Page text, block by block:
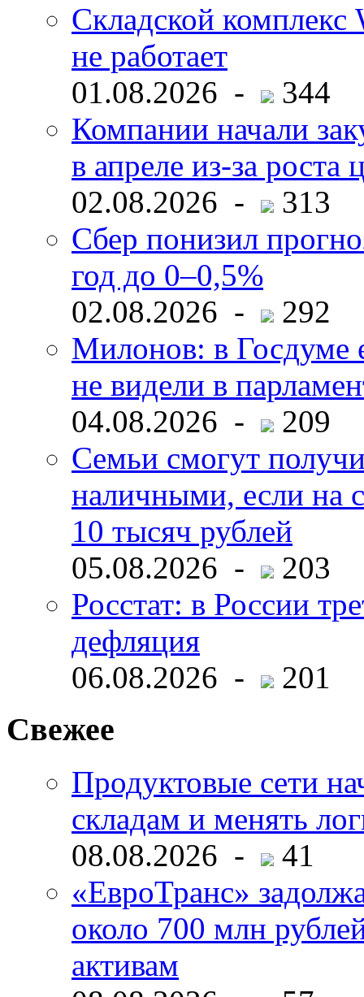
Складской комплекс
не работает
01.08.2026 -
344
Компании начали
в апреле из-за роста
02.08.2026 -
313
Сбер понизил
год до 0–0,5%
02.08.2026 -
292
Милонов: в Госдуме
не видели в
04.08.2026 -
209
Семьи смогут
наличными, если на
10 тысяч рублей
05.08.2026 -
203
Росстат: в России
дефляция
06.08.2026 -
201
Свежее
Продуктовые сети
складам и менять
08.08.2026 -
41
«ЕвроТранс»
около 700 млн
активам